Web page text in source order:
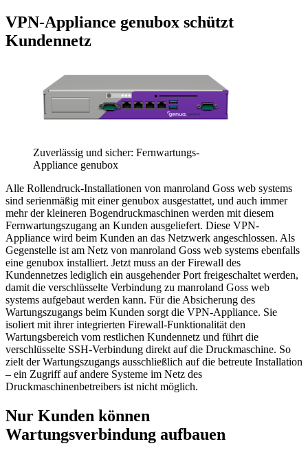
VPN-Appliance genubox schützt
Kundennetz
Zuverlässig und sicher: Fernwartungs-
Appliance genubox
Alle Rollendruck-Installationen von manroland Goss web systems
sind serienmäßig mit einer genubox ausgestattet, und auch immer
mehr der kleineren Bogendruckmaschinen werden mit diesem
Fernwartungszugang an Kunden ausgeliefert. Diese VPN-
Appliance wird beim Kunden an das Netzwerk angeschlossen. Als
Gegenstelle ist am Netz von manroland Goss web systems ebenfalls
eine genubox installiert. Jetzt muss an der Firewall des
Kundennetzes lediglich ein ausgehender Port freigeschaltet werden,
damit die verschlüsselte Verbindung zu manroland Goss web
systems aufgebaut werden kann. Für die Absicherung des
Wartungszugangs beim Kunden sorgt die VPN-Appliance. Sie
isoliert mit ihrer integrierten Firewall-Funktionalität den
Wartungsbereich vom restlichen Kundennetz und führt die
verschlüsselte SSH-Verbindung direkt auf die Druckmaschine. So
zielt der Wartungszugangs ausschließlich auf die betreute Installation
– ein Zugriff auf andere Systeme im Netz des
Druckmaschinenbetreibers ist nicht möglich.
Nur Kunden können
Wartungsverbindung aufbauen